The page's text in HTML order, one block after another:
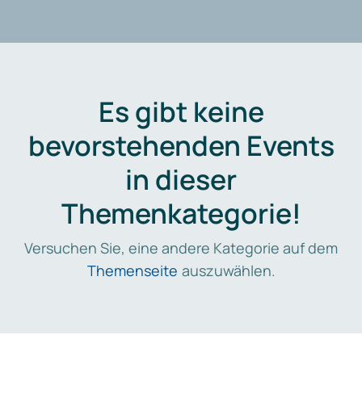
Es gibt keine
bevorstehenden Events
in dieser
Themenkategorie!
Versuchen Sie, eine andere Kategorie auf dem
Themenseite auszuwählen.